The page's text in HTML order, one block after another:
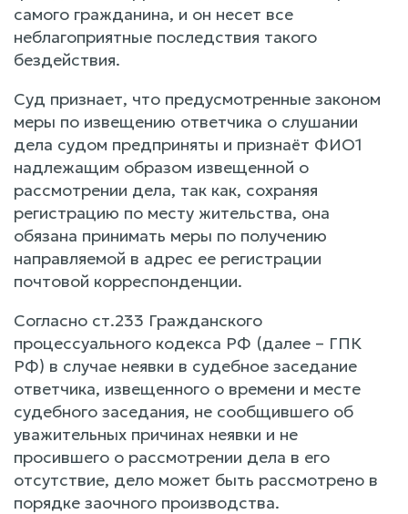
самого гражданина, и он несет все
неблагоприятные последствия такого
бездействия.
Суд признает, что предусмотренные законом
меры по извещению ответчика о слушании
дела судом предприняты и признаёт ФИО1
надлежащим образом извещенной о
рассмотрении дела, так как, сохраняя
регистрацию по месту жительства, она
обязана принимать меры по получению
направляемой в адрес ее регистрации
почтовой корреспонденции.
Согласно ст.233 Гражданского
процессуального кодекса РФ (далее – ГПК
РФ) в случае неявки в судебное заседание
ответчика, извещенного о времени и месте
судебного заседания, не сообщившего об
уважительных причинах неявки и не
просившего о рассмотрении дела в его
отсутствие, дело может быть рассмотрено в
порядке заочного производства.